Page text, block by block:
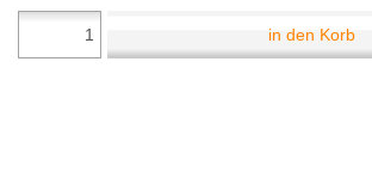
in den Korb